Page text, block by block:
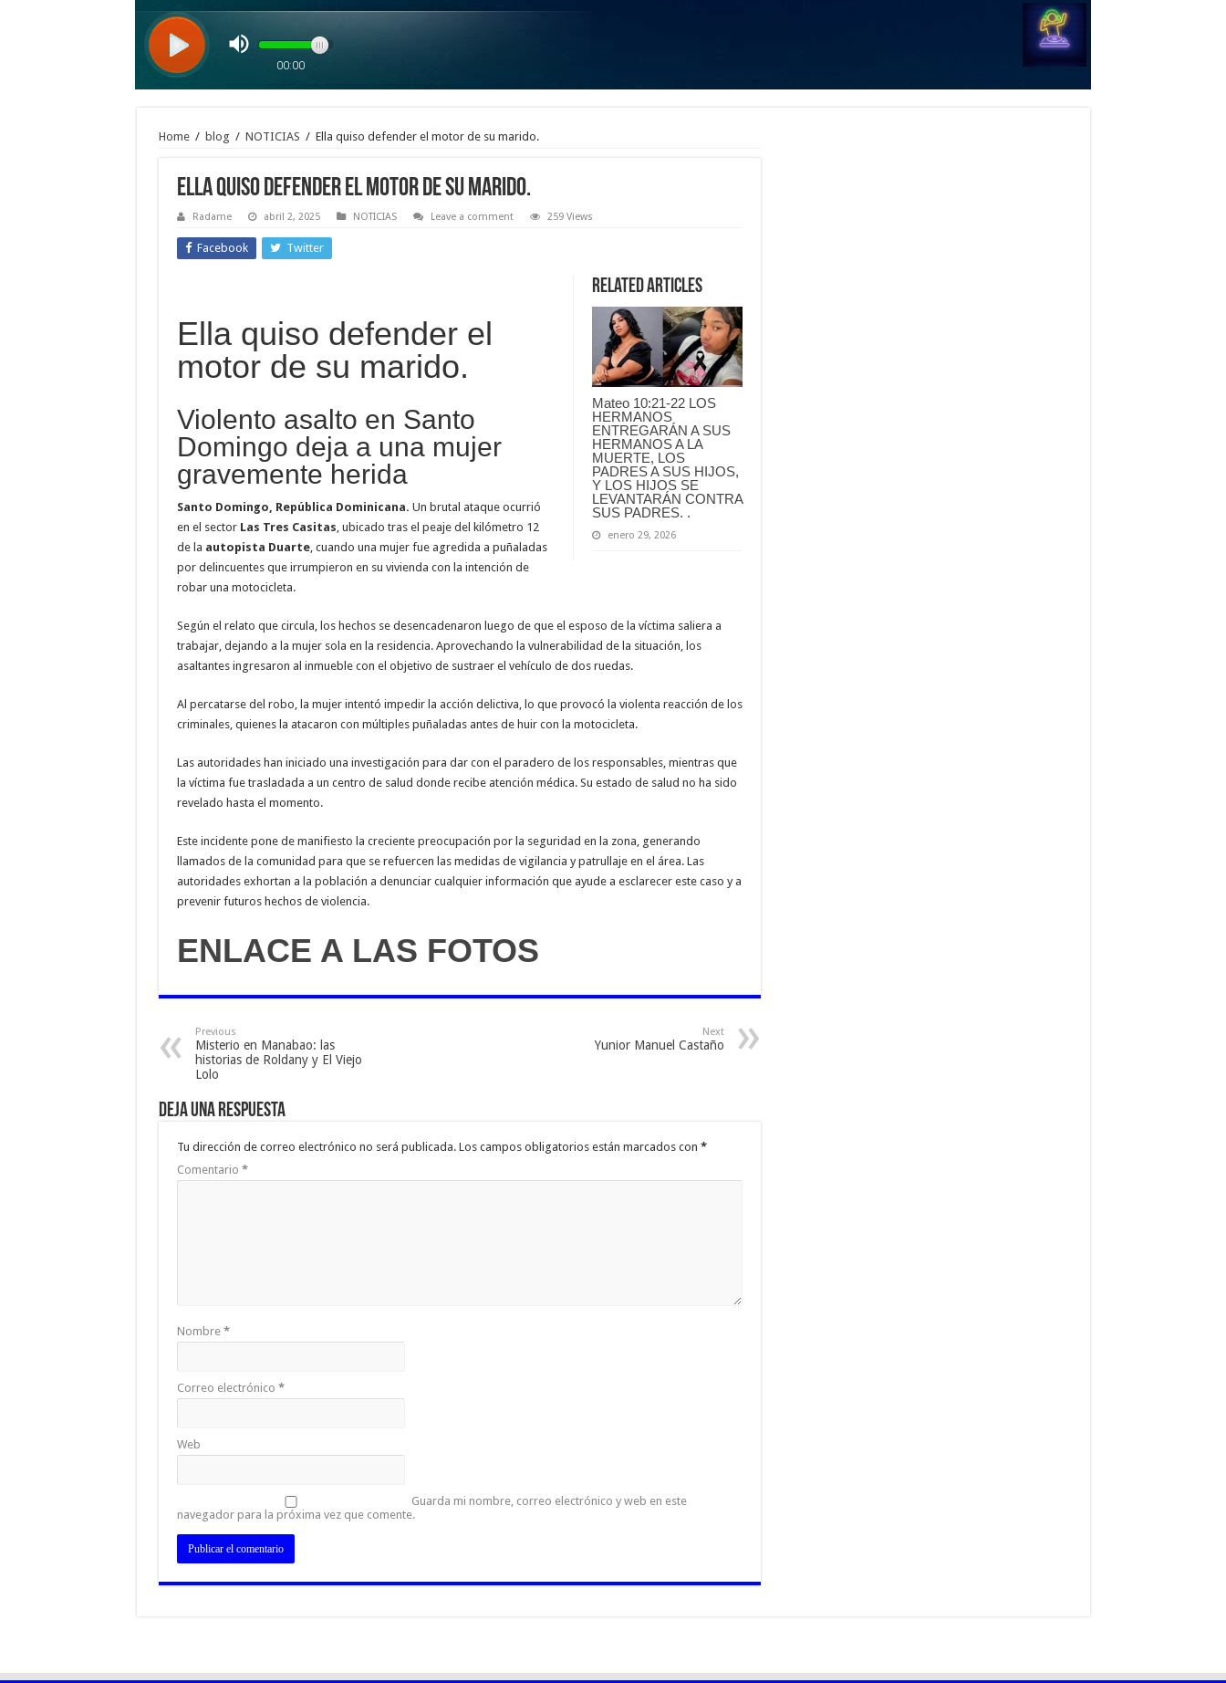
Home / blog / NOTICIAS / Ella quiso defender el motor de su marido.
Ella quiso defender el motor de su marido.
Radame abril 2, 2025 NOTICIAS Leave a comment 259 Views
Facebook Twitter
Related Articles
Mateo 10:21-22 LOS
HERMANOS
ENTREGARÁN A SUS
HERMANOS A LA
MUERTE, LOS
PADRES A SUS HIJOS,
Y LOS HIJOS SE
LEVANTARÁN CONTRA
SUS PADRES. .
enero 29, 2026
Ella quiso defender el
motor de su marido.
Violento asalto en Santo
Domingo deja a una mujer
gravemente herida
Santo Domingo, República Dominicana. Un brutal ataque ocurrió
en el sector Las Tres Casitas , ubicado tras el peaje del kilómetro 12
de la autopista Duarte, cuando una mujer fue agredida a puñaladas
por delincuentes que irrumpieron en su vivienda con la intención de
robar una motocicleta.
Según el relato que circula, los hechos se desencadenaron luego de que el esposo de la víctima saliera a
trabajar, dejando a la mujer sola en la residencia. Aprovechando la vulnerabilidad de la situación, los
asaltantes ingresaron al inmueble con el objetivo de sustraer el vehículo de dos ruedas.
Al percatarse del robo, la mujer intentó impedir la acción delictiva, lo que provocó la violenta reacción de los
criminales, quienes la atacaron con múltiples puñaladas antes de huir con la motocicleta.
Las autoridades han iniciado una investigación para dar con el paradero de los responsables, mientras que
la víctima fue trasladada a un centro de salud donde recibe atención médica. Su estado de salud no ha sido
revelado hasta el momento.
Este incidente pone de manifiesto la creciente preocupación por la seguridad en la zona, generando
llamados de la comunidad para que se refuercen las medidas de vigilancia y patrullaje en el área. Las
autoridades exhortan a la población a denunciar cualquier información que ayude a esclarecer este caso y a
prevenir futuros hechos de violencia.
ENLACE A LAS FOTOS
Previous
Misterio en Manabao: las
historias de Roldany y El Viejo
Lolo
Next
Yunior Manuel Castaño
Deja una respuesta
Tu dirección de correo electrónico no será publicada. Los campos obligatorios están marcados con *
Comentario *
Nombre *
Correo electrónico *
Web
Guarda mi nombre, correo electrónico y web en este
navegador para la próxima vez que comente.